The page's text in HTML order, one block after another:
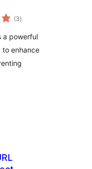
(3總
評)
a powerful
to enhance